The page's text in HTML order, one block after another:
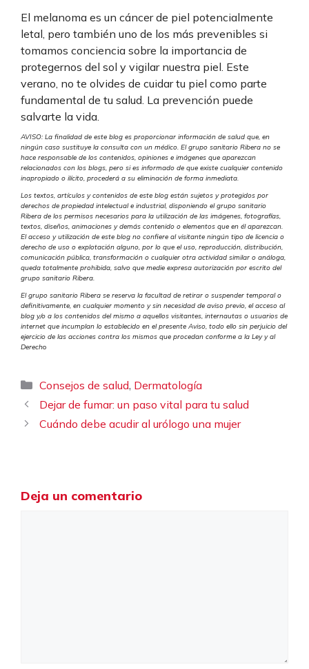
El melanoma es un cáncer de piel potencialmente
letal, pero también uno de los más prevenibles si
tomamos conciencia sobre la importancia de
protegernos del sol y vigilar nuestra piel. Este
verano, no te olvides de cuidar tu piel como parte
fundamental de tu salud. La prevención puede
salvarte la vida.
AVISO: La finalidad de este blog es proporcionar información de salud que, en
ningún caso sustituye la consulta con un médico. El grupo sanitario Ribera no se
hace responsable de los contenidos, opiniones e imágenes que aparezcan
relacionados con los blogs, pero si es informado de que existe cualquier contenido
inapropiado o ilícito, procederá a su eliminación de forma inmediata.
Los textos, artículos y contenidos de este blog están sujetos y protegidos por
derechos de propiedad intelectual e industrial, disponiendo el grupo sanitario
Ribera de los permisos necesarios para la utilización de las imágenes, fotografías,
textos, diseños, animaciones y demás contenido o elementos que en él aparezcan.
El acceso y utilización de este blog no confiere al visitante ningún tipo de licencia o
derecho de uso o explotación alguno, por lo que el uso, reproducción, distribución,
comunicación pública, transformación o cualquier otra actividad similar o análoga,
queda totalmente prohibida, salvo que medie expresa autorización por escrito del
grupo sanitario Ribera.
El grupo sanitario Ribera se reserva la facultad de retirar o suspender temporal o
definitivamente, en cualquier momento y sin necesidad de aviso previo, el acceso al
blog y/o a los contenidos del mismo a aquellos visitantes, internautas o usuarios de
internet que incumplan lo establecido en el presente Aviso, todo ello sin perjuicio del
ejercicio de las acciones contra los mismos que procedan conforme a la Ley y al
Derecho
Categorías
Consejos de salud, Dermatología
Dejar de fumar: un paso vital para tu salud
Cuándo debe acudir al urólogo una mujer
Deja un comentario